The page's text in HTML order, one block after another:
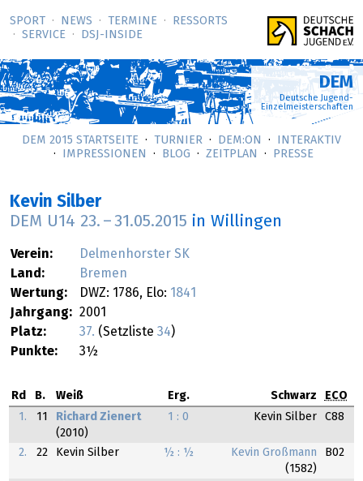
SPORT NEWS TERMINE
RESSORTS
SERVICE
DSJ-­INSIDE
DEM
Deutsche Jugend-
Einzelmeisterschaften
DEM 2015 STARTSEITE TURNIER DEM:ON
INTERAKTIV
IMPRESSIONEN
BLOG ZEITPLAN PRESSE
Kevin Silber
DEM U14 23. – 31.05.2015 in Willingen
Verein:
Delmenhorster SK
Land:
Bremen
Wertung:
DWZ: 1786, Elo: 1841
Jahrgang: 2001
Platz:
37. (Setzliste 34)
Punkte:
3½
Rd B. Weiß Erg. Schwarz
ECO
1.
11
Richard Zienert
(2010)
1 : 0 Kevin Silber C88
2. 22 Kevin Silber ½ : ½
Kevin Großmann
(1582)
B02